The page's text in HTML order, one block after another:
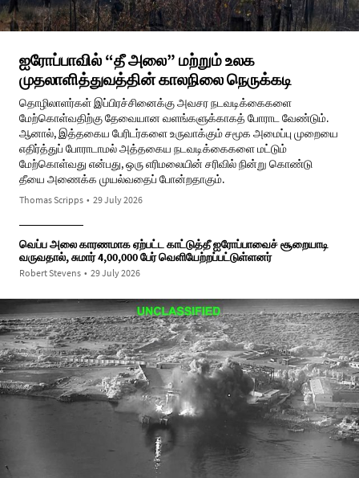
ஐரோப்பாவில் “தீ அலை” மற்றும் உலக
முதலாளித்துவத்தின் காலநிலை நெருக்கடி
தொழிலாளர்கள் இப்பிரச்சினைக்கு அவசர நடவடிக்கைகளை
மேற்கொள்வதிற்கு தேவையான வளங்களுக்காகத் போராட வேண்டும்.
ஆனால், இத்தகைய பேரிடர்களை உருவாக்கும் சமூக அமைப்பு முறையை
எதிர்த்துப் போராடாமல் அத்தகைய நடவடிக்கைகளை மட்டும்
மேற்கொள்வது என்பது, ஒரு எரிமலையின் சரிவில் நின்று கொண்டு
தீயை அணைக்க முயல்வதைப் போன்றதாகும்.
Thomas Scripps • 29 July 2026
வெப்ப அலை காரணமாக ஏற்பட்ட காட்டுத்தீ ஐரோப்பாவைச் சூறையாடி
வருவதால், சுமார் 4,00,000 பேர் வெளியேற்றப்பட்டுள்ளனர்
Robert Stevens • 29 July 2026